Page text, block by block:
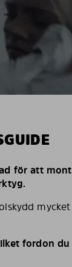
för att
fordon du